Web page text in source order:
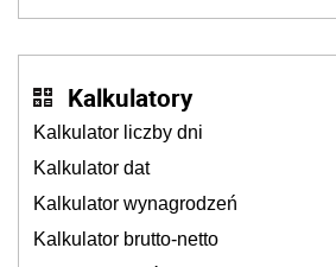
Kalkulatory
Kalkulator liczby dni
Kalkulator dat
Kalkulator wynagrodzeń
Kalkulator brutto-netto